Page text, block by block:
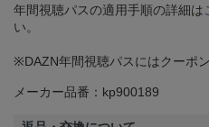
年間視聴パスの適用手順の詳細は
い。
※DAZN年間視聴パスにはクーポ
メーカー品番：kp900189